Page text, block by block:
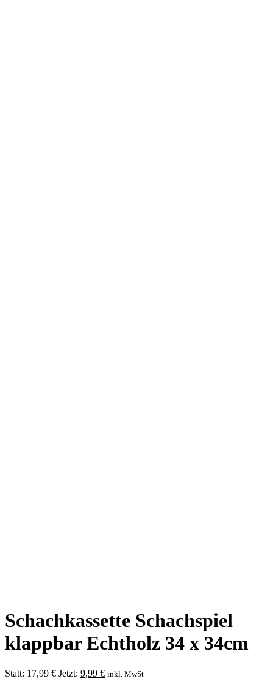
Schachkassette Schachspiel
klappbar Echtholz 34 x 34cm
Statt: 17,99€ Ursprünglicher
Jetzt: 9,99 €Aktueller
inkl. MwSt